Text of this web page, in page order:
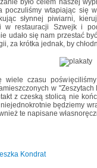
było celem naszej
poczuliśmy wtapiając się
słynnej piwiarni,
w restauracji Szwejk i
udało się nam przestać
za krótka jednak, by
wiele czasu
w
z czeską stolicą nie
będziemy
te napisane
Kondrat